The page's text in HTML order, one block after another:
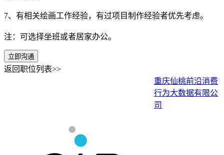
7、有相关绘画工作经验，有过项目制作经验者优先考虑。
注：可选择坐班或者居家办公。
立即沟通
返回职位列表>>
重庆仙桃前沿消费
行为大数据有限公
司